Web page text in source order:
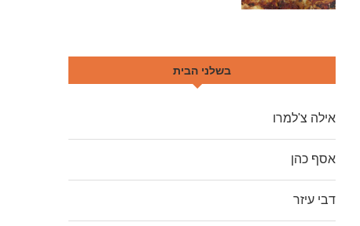
בשלני הבית
אילה צ'למרו
אסף כהן
דבי עיזר